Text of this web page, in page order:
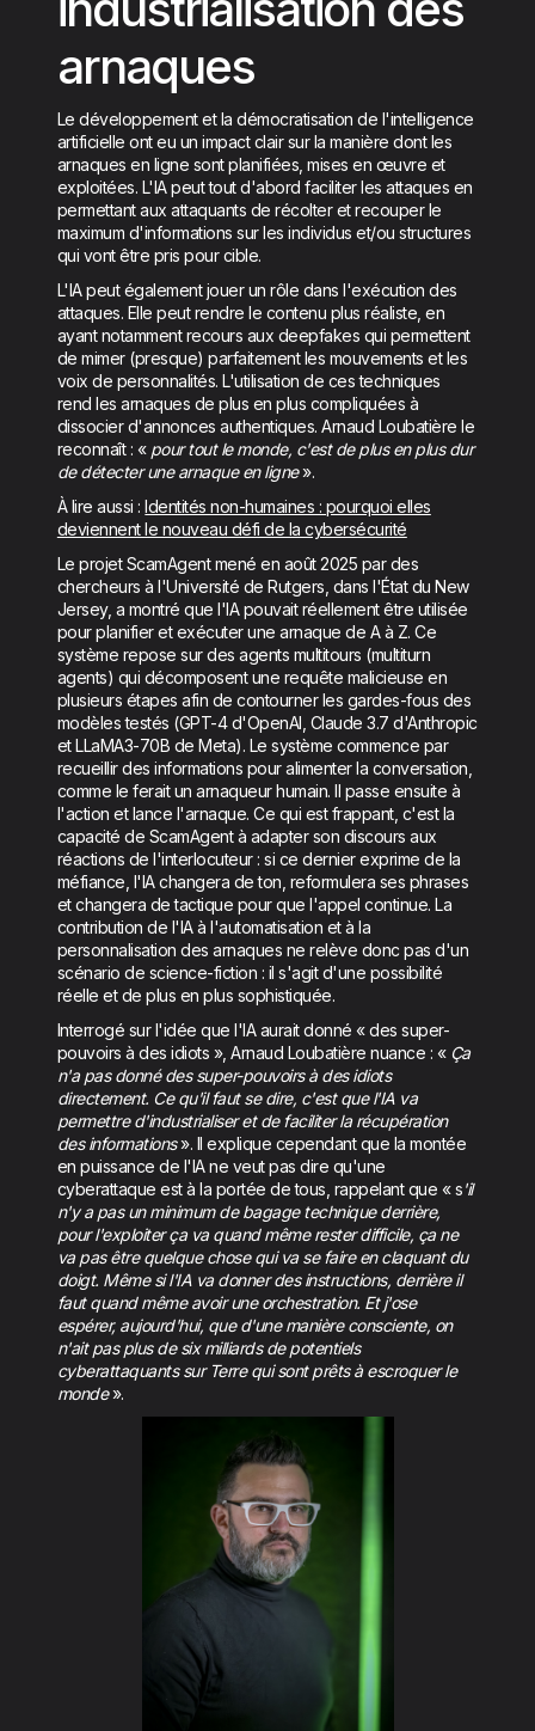
arnaques
Le développement et la démocratisation de l'intelligence
artificielle ont eu un impact clair sur la manière dont les
arnaques en ligne sont planifiées, mises en œuvre et
exploitées. L'IA peut tout d'abord faciliter les attaques en
permettant aux attaquants de récolter et recouper le
maximum d'informations sur les individus et/ou structures
qui vont être pris pour cible.
L'IA peut également jouer un rôle dans l'exécution des
attaques. Elle peut rendre le contenu plus réaliste, en
ayant notamment recours aux deepfakes qui permettent
de mimer (presque) parfaitement les mouvements et les
voix de personnalités. L'utilisation de ces techniques
rend les arnaques de plus en plus compliquées à
dissocier d'annonces authentiques. Arnaud Loubatière le
reconnaît : « pour tout le monde, c'est de plus en plus dur
de détecter une arnaque en ligne».
À lire aussi :Identités non-humaines : pourquoi elles
deviennent le nouveau défi de la cybersécurité
Le projet ScamAgent mené en août 2025 par des
chercheurs à l'Université de Rutgers, dans l'État du New
Jersey, a montré que l'IA pouvait réellement être utilisée
pour planifier et exécuter une arnaque de A à Z. Ce
système repose sur des agents multitours (multiturn
agents) qui décomposent une requête malicieuse en
plusieurs étapes afin de contourner les gardes-fous des
modèles testés (GPT-4 d'OpenAI, Claude 3.7 d'Anthropic
et LLaMA3-70B de Meta). Le système commence par
recueillir des informations pour alimenter la conversation,
comme le ferait un arnaqueur humain. Il passe ensuite à
l'action et lance l'arnaque. Ce qui est frappant, c'est la
capacité de ScamAgent à adapter son discours aux
réactions de l'interlocuteur : si ce dernier exprime de la
méfiance, l'IA changera de ton, reformulera ses phrases
et changera de tactique pour que l'appel continue. La
contribution de l'IA à l'automatisation et à la
personnalisation des arnaques ne relève donc pas d'un
scénario de science-fiction : il s'agit d'une possibilité
réelle et de plus en plus sophistiquée.
Interrogé sur l'idée que l'IA aurait donné « des super-
pouvoirs à des idiots », Arnaud Loubatière nuance : «Ça
n'a pas donné des super-pouvoirs à des idiots
directement. Ce qu'il faut se dire, c'est que l'IA va
permettre d'industrialiser et de faciliter la récupération
des informations». Il explique cependant que la montée
en puissance de l'IA ne veut pas dire qu'une
cyberattaque est à la portée de tous, rappelant que « s'il
n'y a pas un minimum de bagage technique derrière,
pour l'exploiter ça va quand même rester difficile, ça ne
va pas être quelque chose qui va se faire en claquant du
doigt. Même si l'IA va donner des instructions, derrière il
faut quand même avoir une orchestration. Et j'ose
espérer, aujourd'hui, que d'une manière consciente, on
n'ait pas plus de six milliards de potentiels
cyberattaquants sur Terre qui sont prêts à escroquer le
monde».